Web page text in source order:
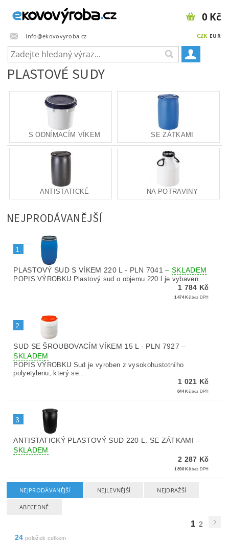
info@ekovovyroba.cz CZK EUR
0 Kč
PLASTOVÉ SUDY
S ODNÍMACÍM VÍKEM SE ZÁTKAMI
ANTISTATICKÉ NA POTRAVINY
NEJPRODÁVANĚJŠÍ
1.
PLASTOVÝ SUD S VÍKEM 220 L - PLN 7041–SKLADEM
POPIS VÝROBKU Plastový sud o objemu 220 l je vybaven...
1 784 Kč
1 474 Kč bez DPH
2.
SUD SE ŠROUBOVACÍM VÍKEM 15 L - PLN 7927–
SKLADEM
POPIS VÝROBKU Sud je vyroben z vysokohustotního
polyetylenu, který se...
1 021 Kč
844 Kč bez DPH
3.
ANTISTATICKÝ PLASTOVÝ SUD 220 L. SE ZÁTKAMI–
SKLADEM
2 287 Kč
1 890 Kč bez DPH
NEJPRODÁVANĚJŠÍ NEJLEVNĚJŠÍ NEJDRAŽŠÍ
ABECEDNĚ
1 2
24 položek celkem